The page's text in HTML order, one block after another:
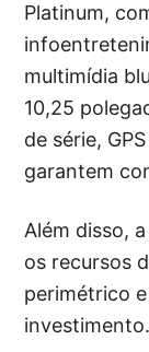
Platinum,
multimídia
10,25
de série,
garantem
Além disso,
os recursos
perimétrico